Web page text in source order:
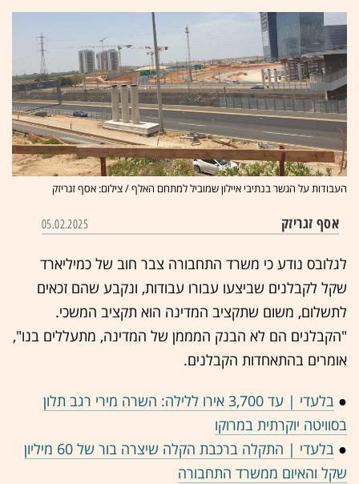
העבודות על הגשר בנתיבי איילון שמוביל למתחם האלף / צילום: אסף זגריזק
אסף זגריזק 05.02.2025
לגלובס נודע כי משרד התחבורה צבר חוב של כמיליארד
שקל לקבלנים שביצעו עבורו עבודות, ונקבע שהם זכאים
לתשלום, משום שתקציב המדינה הוא תקציב המשכי.
"הקבלנים הם לא הבנק המממן של המדינה, מתעללים בנו",
אומרים בהתאחדות הקבלנים.
●
בלעדי | עד 3,700 אירו ללילה: השרה מירי רגב תלון
בסוויטה יוקרתית במרוקו
●
בלעדי | התקלה ברכבת הקלה שיצרה בור של 60 מיליון
שקל והאיום ממשרד התחבורה